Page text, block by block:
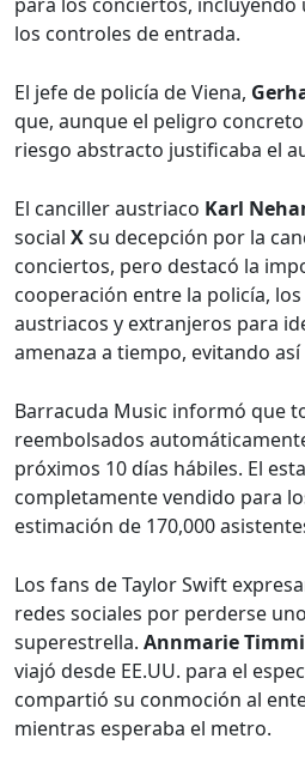
los controles de entrada.
El jefe de policía de Viena,
que, aunque el peligro
riesgo abstracto justificaba el
El canciller austriaco Karl
social Xsu decepción por la
conciertos, pero destacó la
cooperación entre la policía,
austriacos y extranjeros para
amenaza a tiempo, evitando
Barracuda Music informó que
reembolsados
próximos 10 días hábiles. El
completamente vendido para
estimación de 170,000
Los fans de Taylor Swift
redes sociales por perderse
superestrella. Annmarie
viajó desde EE.UU. para el
compartió su conmoción al
mientras esperaba el metro.